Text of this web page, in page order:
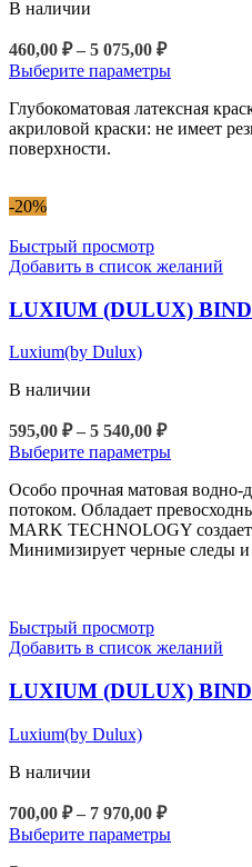
В наличии
460,00 ₽ – 5 075,00 ₽Диапазон
цен:
–
5
Выберите параметрыЭтот
имеет
несколько
товара.
Глубокоматовая латексная
акриловой краски: не имеет
поверхности.
-20%
Быстрый просмотр
Добавить в список желаний
LUXIUM (DULUX)
Luxium(by Dulux)
В наличии
595,00 ₽ – 5 540,00 ₽Диапазон
цен:
–
5
540,00 ₽
Выберите параметрыЭтот
имеет
несколько
вариаций.
Опции
товара.
Особо прочная матовая
потоком. Обладает
MARK TECHNOLOGY создает
Минимизирует черные следы и
Быстрый просмотр
Добавить в список желаний
LUXIUM (DULUX)
Luxium(by Dulux)
В наличии
700,00 ₽ – 7 970,00 ₽Диапазон
цен:
Выберите параметрыЭтот